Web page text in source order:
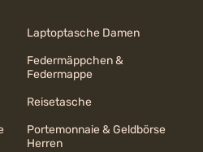
Laptoptasche Damen
Federmäppchen &
Federmappe
Reisetasche
Portemonnaie & Geldbörse
Herren